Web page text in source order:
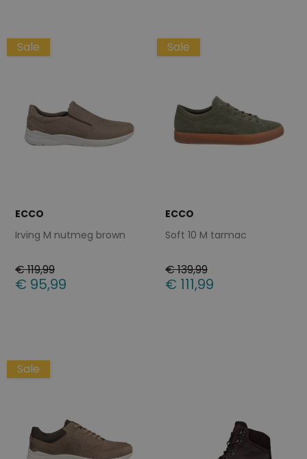
Sale
ECCO
Irving M nutmeg brown
€ 119,99
€ 95,99
Sale
ECCO
Soft 10 M tarmac
€ 139,99
€ 111,99
Sale